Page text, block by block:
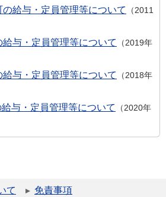
給与・定員管理等について
2011
与・定員管理等について
2019年
与・定員管理等について
2018年
与・定員管理等について
2020年
て 免責事項